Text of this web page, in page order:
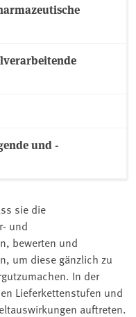
und -
sie die
und
bewerten und
um diese gänzlich zu
In der
Lieferkettenstufen und
auftreten.